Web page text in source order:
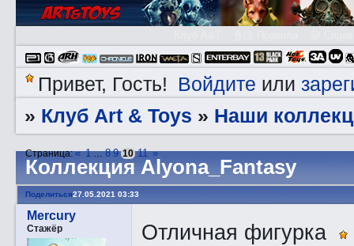
Привет, Гость! Войдите или
» Клуб Art & Toys » Наши
Коллекция Alyona_Fantasy
Страница:« 1 … 8 9 10 11 »
Поделиться27.05.2021 03:33
Mercury
Стажёр
Отличная фигурка